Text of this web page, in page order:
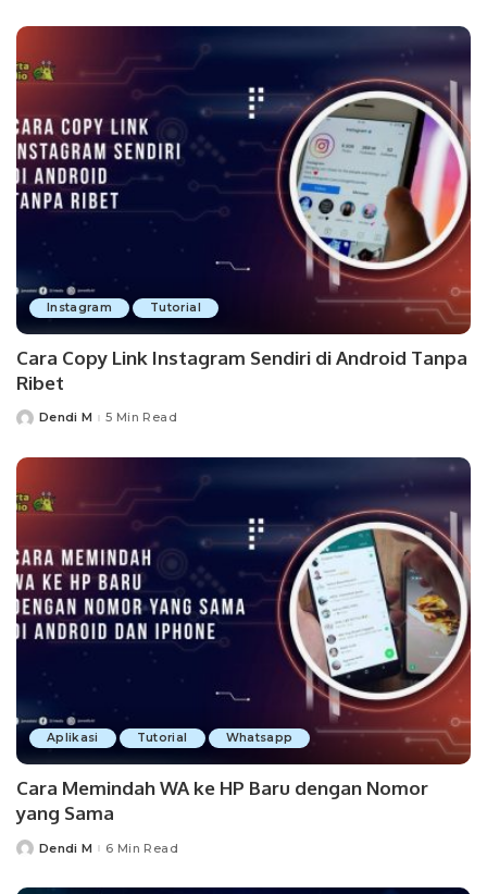
Instagram Tutorial
Cara Copy Link Instagram Sendiri di Android Tanpa
Ribet
PostedDendi M 5 Min Read
Aplikasi Tutorial Whatsapp
Cara Memindah WA ke HP Baru dengan Nomor
yang Sama
PostedDendi M 6 Min Read